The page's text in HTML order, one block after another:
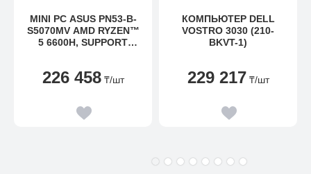
MINI PC ASUS PN53-B-
S5070MV AMD RYZEN™
5 6600H, SUPPORT
SUPPORT GEN4X4 SSD,
226 458 ₸/шт
КОМПЬЮТЕР DELL
VOSTRO 3030 (210-
BKVT-1)
229 217 ₸/шт